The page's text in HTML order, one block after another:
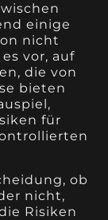
einige
nicht
vor, auf
die von
bieten
für
ob
nicht,
Risiken